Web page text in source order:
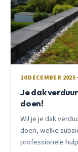
10 DECEMBER
Je dak
doen!
Wil je je dak
doen, welke
professionele